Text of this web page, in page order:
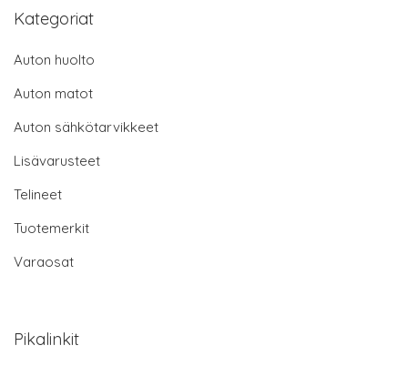
Kategoriat
Auton huolto
Auton matot
Auton sähkötarvikkeet
Lisävarusteet
Telineet
Tuotemerkit
Varaosat
Pikalinkit